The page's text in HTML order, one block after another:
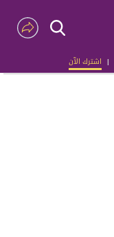
| اشترك الآن